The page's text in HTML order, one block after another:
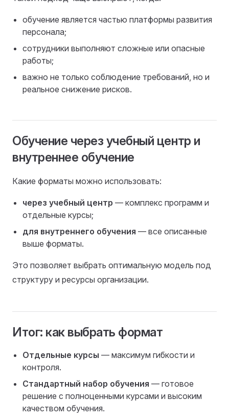
обучение является частью платформы развития
персонала;
сотрудники выполняют сложные или опасные
работы;
важно не только соблюдение требований, но и
реальное снижение рисков.
Обучение через учебный центр и
внутреннее обучение
Какие форматы можно использовать:
через учебный центр — комплекс программ и
отдельные курсы;
для внутреннего обучения — все описанные
выше форматы.
Это позволяет выбрать оптимальную модель под
структуру и ресурсы организации.
Итог: как выбрать формат
Отдельные курсы — максимум гибкости и
контроля.
Стандартный набор обучения — готовое
решение с полноценными курсами и высоким
качеством обучения.